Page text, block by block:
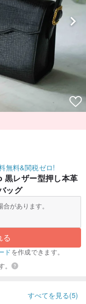
無料&関税ゼロ!
レザー型押し本革
ッグ
があります。
る
ドを作成できます。
。
すべてを見る(5)